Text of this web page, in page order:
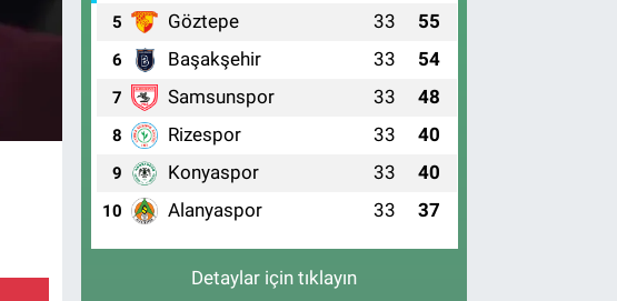
5 Göztepe 33 55
6 Başakşehir 33 54
7 Samsunspor 33 48
8 Rizespor 33 40
9 Konyaspor 33 40
10 Alanyaspor 33 37
Detaylar için tıklayın